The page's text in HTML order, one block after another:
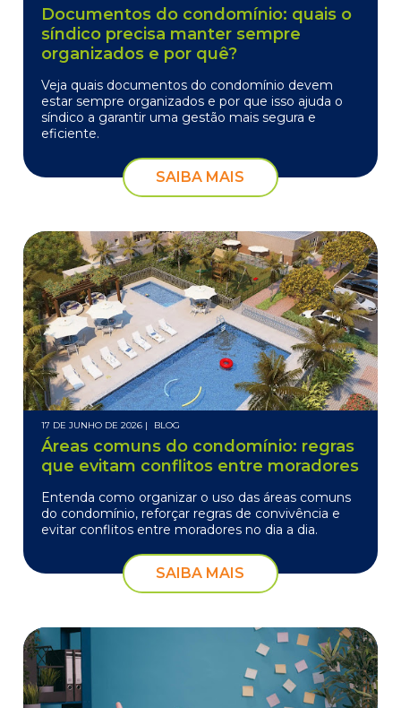
Documentos do condomínio: quais o
síndico precisa manter sempre
organizados e por quê?
Veja quais documentos do condomínio devem
estar sempre organizados e por que isso ajuda o
síndico a garantir uma gestão mais segura e
eficiente.
SAIBA MAIS
17 DE JUNHO DE 2026 | BLOG
Áreas comuns do condomínio: regras
que evitam conflitos entre moradores
Entenda como organizar o uso das áreas comuns
do condomínio, reforçar regras de convivência e
evitar conflitos entre moradores no dia a dia.
SAIBA MAIS